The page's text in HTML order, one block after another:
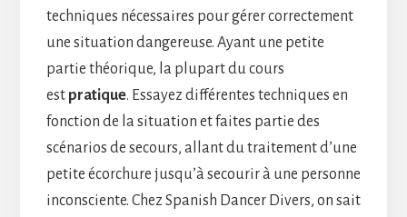
techniques nécessaires pour gérer correctement
une situation dangereuse. Ayant une petite
partie théorique, la plupart du cours
est pratique. Essayez différentes techniques en
fonction de la situation et faites partie des
scénarios de secours, allant du traitement d’une
petite écorchure jusqu’à secourir à une personne
inconsciente. Chez Spanish Dancer Divers, on sait